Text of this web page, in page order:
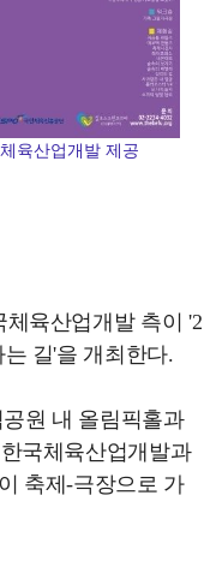
육산업개발 제공
육산업개발 측이 '2
길'을 개최한다.
원 내 올림픽홀과
국체육산업개발과
축제-극장으로 가